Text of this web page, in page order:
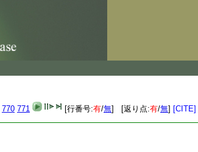
770 771 [行番号:有/無] [返り点:有/無] [CITE]